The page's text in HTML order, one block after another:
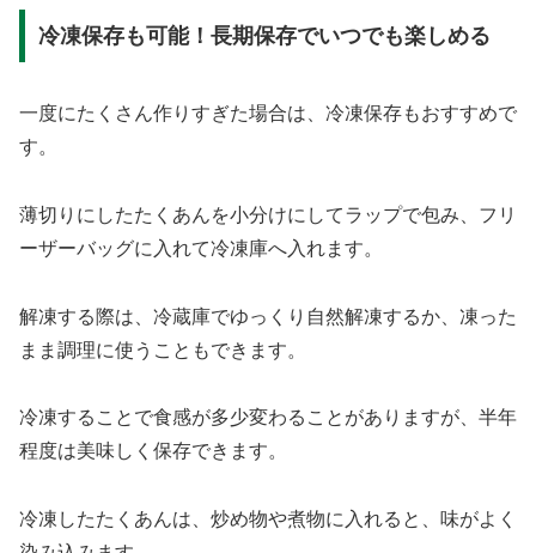
冷凍保存も可能！長期保存でいつでも楽しめる
一度にたくさん作りすぎた場合は、冷凍保存もおすすめで
す。
薄切りにしたたくあんを小分けにしてラップで包み、フリ
ーザーバッグに入れて冷凍庫へ入れます。
解凍する際は、冷蔵庫でゆっくり自然解凍するか、凍った
まま調理に使うこともできます。
冷凍することで食感が多少変わることがありますが、半年
程度は美味しく保存できます。
冷凍したたくあんは、炒め物や煮物に入れると、味がよく